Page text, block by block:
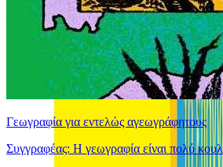
Γεωγραφία για εντελώς αγεωγράφητους
Συγγραφέας: Η γεωγραφία είναι πολύ κουλ